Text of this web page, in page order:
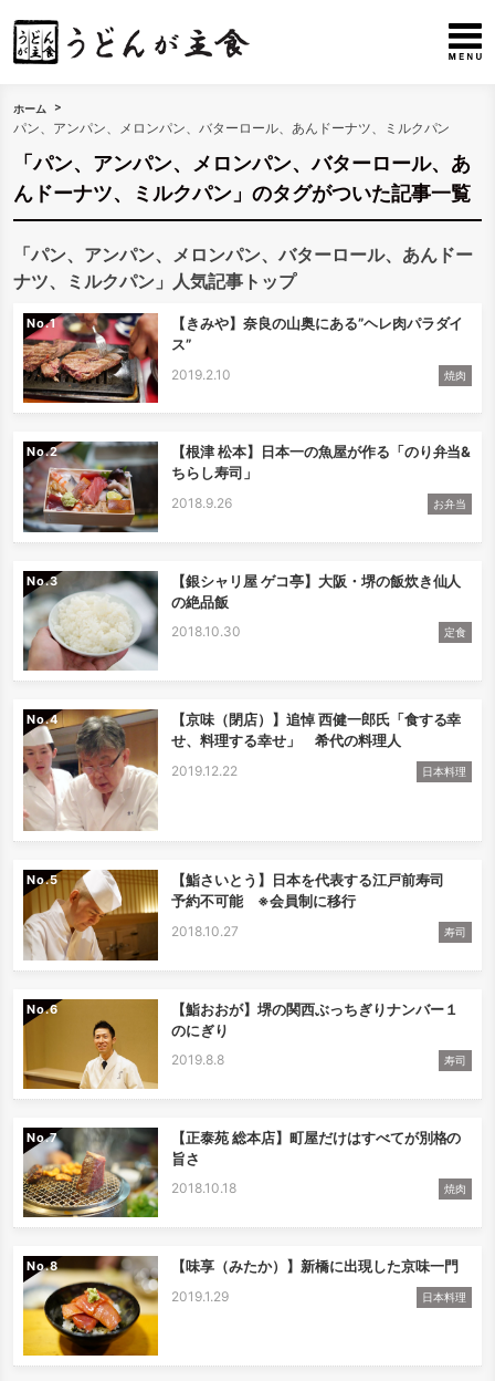
ホーム
パン、アンパン、メロンパン、バターロール、あんドーナツ、ミルクパン
「パン、アンパン、メロンパン、バターロール、あ
んドーナツ、ミルクパン」のタグがついた記事一覧
「パン、アンパン、メロンパン、バターロール、あんドー
ナツ、ミルクパン」人気記事トップ
No.
【きみや】奈良の山奥にある”ヘレ肉パラダイ
ス”
2019.2.10 焼肉
No.
【根津 松本】日本一の魚屋が作る「のり弁当&
ちらし寿司」
2018.9.26 お弁当
No.
【銀シャリ屋 ゲコ亭】大阪・堺の飯炊き仙人
の絶品飯
2018.10.30 定食
No.
【京味（閉店）】追悼 西健一郎氏「食する幸
せ、料理する幸せ」 希代の料理人
2019.12.22 日本料理
No.
【鮨さいとう】日本を代表する江戸前寿司
予約不可能 ※会員制に移行
2018.10.27 寿司
No.
【鮨おおが】堺の関西ぶっちぎりナンバー１
のにぎり
2019.8.8 寿司
No.
【正泰苑 総本店】町屋だけはすべてが別格の
旨さ
2018.10.18 焼肉
No. 【味享（みたか）】新橋に出現した京味一門
2019.1.29 日本料理